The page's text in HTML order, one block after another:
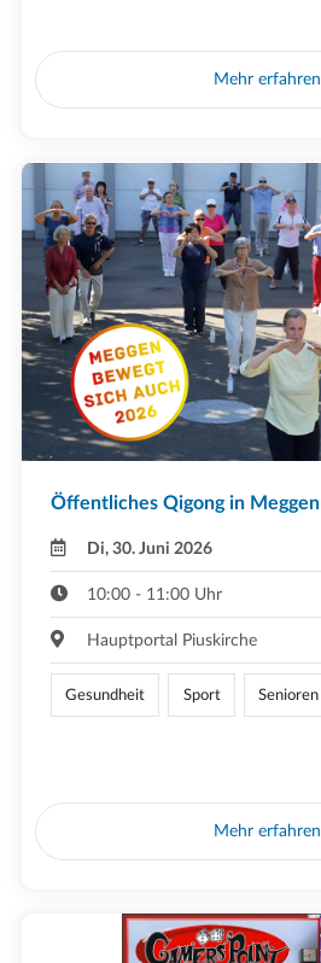
Mehr erfahren
Öffentliches Qigong in Meggen
Di, 30. Juni 2026
10:00 - 11:00 Uhr
Hauptportal Piuskirche
Gesundheit Sport Senioren
Mehr erfahren